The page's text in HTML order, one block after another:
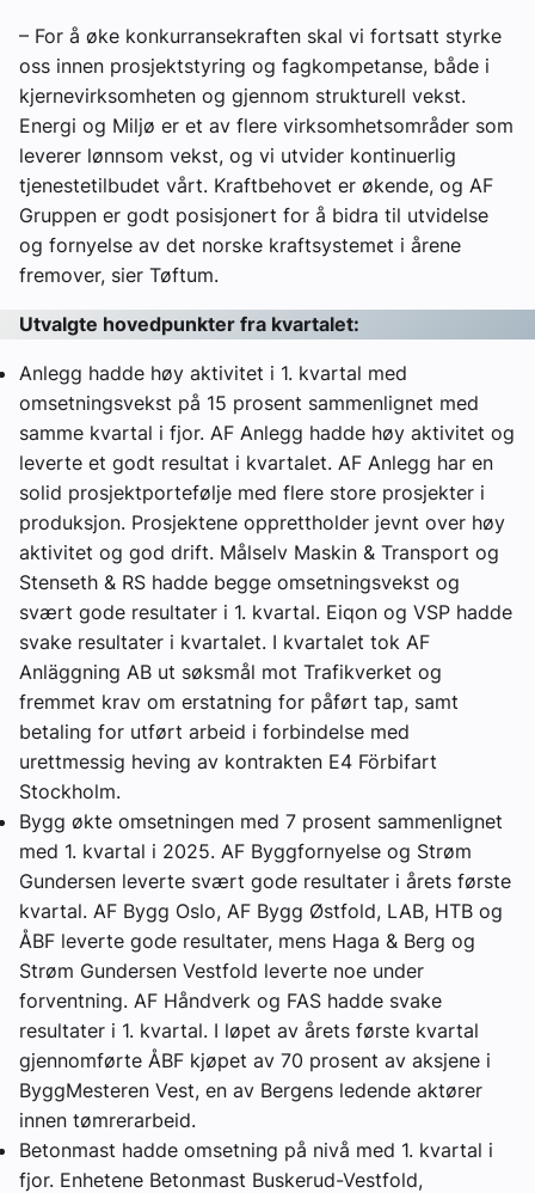
– For å øke konkurransekraften skal vi fortsatt styrke
oss innen prosjektstyring og fagkompetanse, både i
kjernevirksomheten og gjennom strukturell vekst.
Energi og Miljø er et av flere virksomhetsområder som
leverer lønnsom vekst, og vi utvider kontinuerlig
tjenestetilbudet vårt. Kraftbehovet er økende, og AF
Gruppen er godt posisjonert for å bidra til utvidelse
og fornyelse av det norske kraftsystemet i årene
fremover, sier Tøftum.
Utvalgte hovedpunkter fra kvartalet:
Anlegg hadde høy aktivitet i 1. kvartal med
omsetningsvekst på 15 prosent sammenlignet med
samme kvartal i fjor. AF Anlegg hadde høy aktivitet og
leverte et godt resultat i kvartalet. AF Anlegg har en
solid prosjektportefølje med flere store prosjekter i
produksjon. Prosjektene opprettholder jevnt over høy
aktivitet og god drift. Målselv Maskin & Transport og
Stenseth & RS hadde begge omsetningsvekst og
svært gode resultater i 1. kvartal. Eiqon og VSP hadde
svake resultater i kvartalet. I kvartalet tok AF
Anläggning AB ut søksmål mot Trafikverket og
fremmet krav om erstatning for påført tap, samt
betaling for utført arbeid i forbindelse med
urettmessig heving av kontrakten E4 Förbifart
Stockholm.
Bygg økte omsetningen med 7 prosent sammenlignet
med 1. kvartal i 2025. AF Byggfornyelse og Strøm
Gundersen leverte svært gode resultater i årets første
kvartal. AF Bygg Oslo, AF Bygg Østfold, LAB, HTB og
ÅBF leverte gode resultater, mens Haga & Berg og
Strøm Gundersen Vestfold leverte noe under
forventning. AF Håndverk og FAS hadde svake
resultater i 1. kvartal. I løpet av årets første kvartal
gjennomførte ÅBF kjøpet av 70 prosent av aksjene i
ByggMesteren Vest, en av Bergens ledende aktører
innen tømrerarbeid.
Betonmast hadde omsetning på nivå med 1. kvartal i
fjor. Enhetene Betonmast Buskerud-Vestfold,